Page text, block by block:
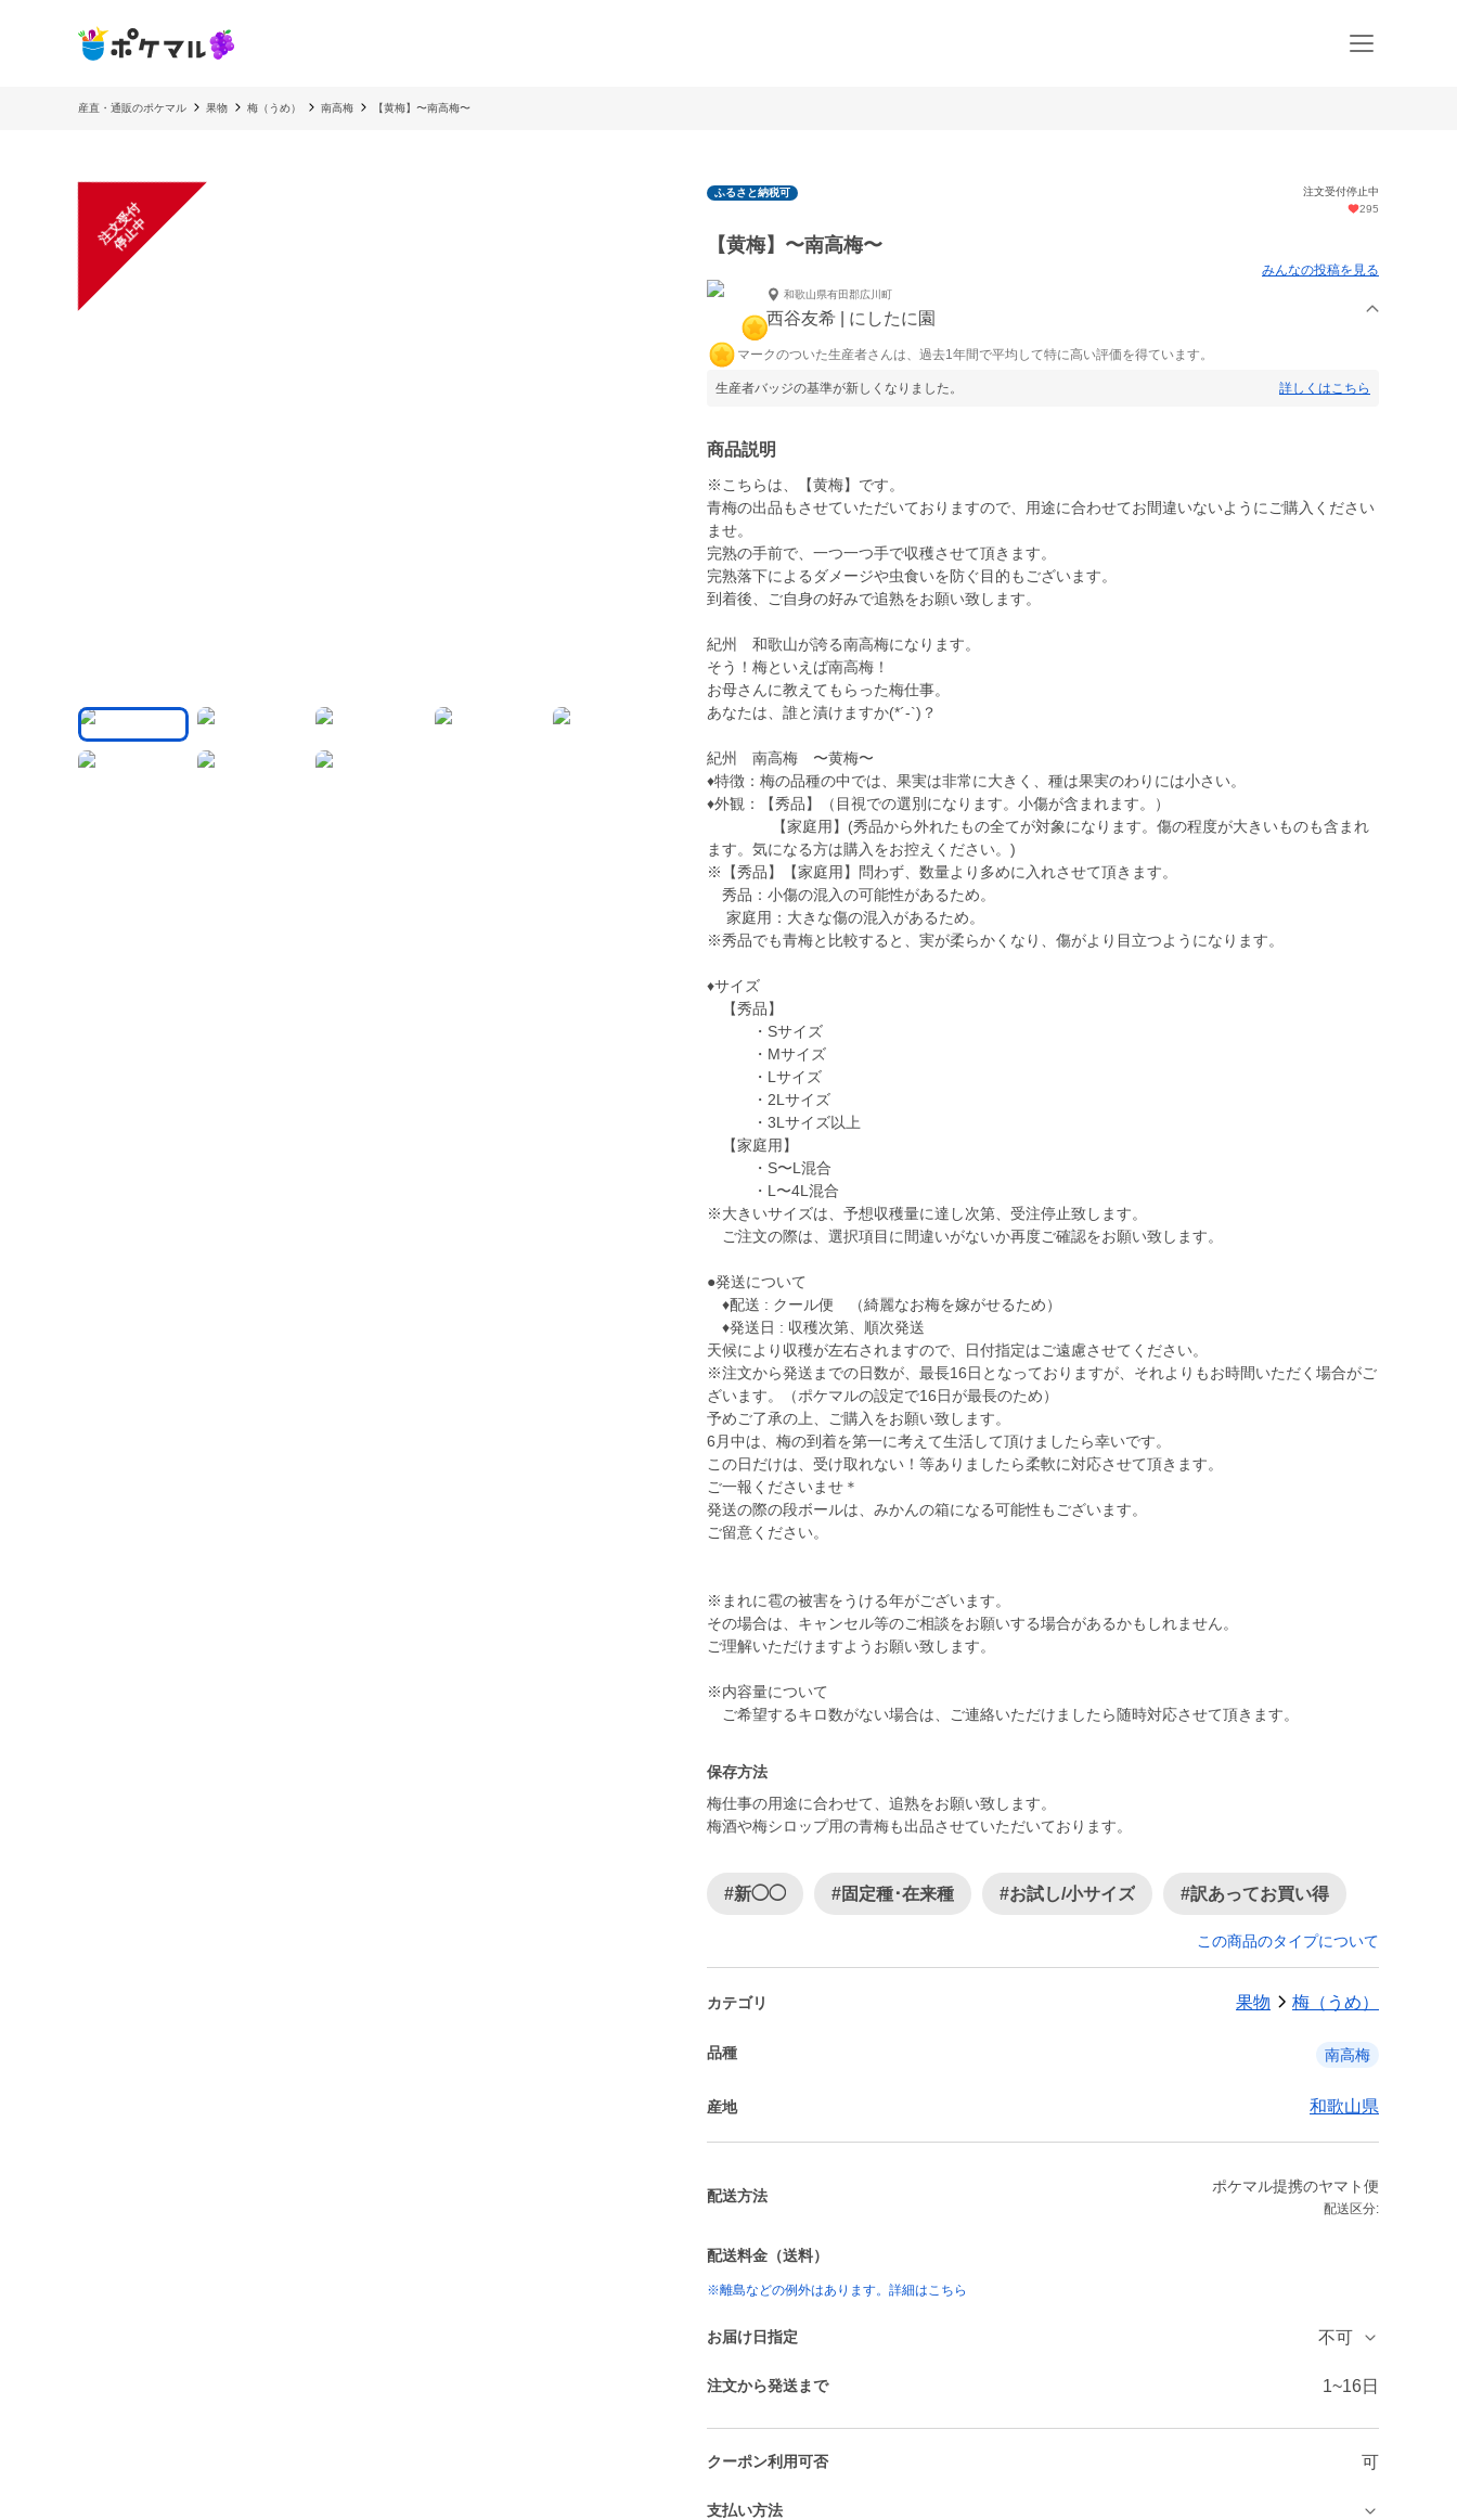
産直・通販のポケマル 果物 梅（うめ） 南高梅 【黄梅】〜南高梅〜
注
文
受
付
停
止
中
ふるさと納税可
注文受付停止中
295
【黄梅】〜南高梅〜
みんなの投稿を見る
和歌山県有田郡広川町
西谷友希 | にしたに園
マークのついた生産者さんは、過去1年間で平均して特に高い評価を得ています。
生産者バッジの基準が新しくなりました。 詳しくはこちら
商品説明
※こちらは、【黄梅】です。
青梅の出品もさせていただいておりますので、用途に合わせてお間違いないようにご購入ください
ませ。
完熟の手前で、一つ一つ手で収穫させて頂きます。
完熟落下によるダメージや虫食いを防ぐ目的もございます。
到着後、ご自身の好みで追熟をお願い致します。
紀州 和歌山が誇る南高梅になります。
そう！梅といえば南高梅！
お母さんに教えてもらった梅仕事。
あなたは、誰と漬けますか(*´-`)？
紀州 南高梅 〜黄梅〜
♦︎特徴：梅の品種の中では、果実は非常に大きく、種は果実のわりには小さい。
♦︎外観：【秀品】（目視での選別になります。小傷が含まれます。）
【家庭用】(秀品から外れたもの全てが対象になります。傷の程度が大きいものも含まれ
ます。気になる方は購入をお控えください。)
※【秀品】【家庭用】問わず、数量より多めに入れさせて頂きます。
秀品：小傷の混入の可能性があるため。
家庭用：大きな傷の混入があるため。
※秀品でも青梅と比較すると、実が柔らかくなり、傷がより目立つようになります。
♦︎サイズ
【秀品】
・Sサイズ
・Mサイズ
・Lサイズ
・2Lサイズ
・3Lサイズ以上
【家庭用】
・S〜L混合
・L〜4L混合
※大きいサイズは、予想収穫量に達し次第、受注停止致します。
ご注文の際は、選択項目に間違いがないか再度ご確認をお願い致します。
●発送について
♦︎配送 : クール便 （綺麗なお梅を嫁がせるため）
♦︎発送日 : 収穫次第、順次発送
天候により収穫が左右されますので、日付指定はご遠慮させてください。
※注文から発送までの日数が、最長16日となっておりますが、それよりもお時間いただく場合がご
ざいます。（ポケマルの設定で16日が最長のため）
予めご了承の上、ご購入をお願い致します。
6月中は、梅の到着を第一に考えて生活して頂けましたら幸いです。
この日だけは、受け取れない！等ありましたら柔軟に対応させて頂きます。
ご一報くださいませ＊
発送の際の段ボールは、みかんの箱になる可能性もございます。
ご留意ください。
※まれに雹の被害をうける年がございます。
その場合は、キャンセル等のご相談をお願いする場合があるかもしれません。
ご理解いただけますようお願い致します。
※内容量について
ご希望するキロ数がない場合は、ご連絡いただけましたら随時対応させて頂きます。
保存方法
梅仕事の用途に合わせて、追熟をお願い致します。
梅酒や梅シロップ用の青梅も出品させていただいております。
#新◯◯ #固定種･在来種 #お試し/小サイズ #訳あってお買い得
この商品のタイプについて
カテゴリ 果物 梅（うめ）
品種 南高梅
産地 和歌山県
配送方法
ポケマル提携のヤマト便
配送区分:
配送料金（送料）
※離島などの例外はあります。詳細はこちら
お届け日指定 不可
注文から発送まで 1~16日
クーポン利用可否 可
支払い方法